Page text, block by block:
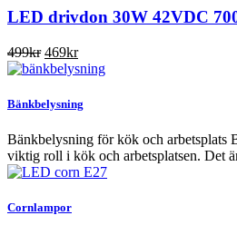
LED drivdon 30W 42VDC
499kr Det
ursprungliga
var:
469krDet
nuvarande
är:
Bänkbelysning
Bänkbelysning för kök och arbetsplats
viktig roll i kök och arbetsplatsen. Det
Cornlampor